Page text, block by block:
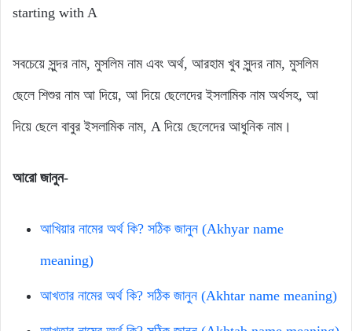
starting with A
সবচেয়ে সুন্দর নাম, মুসলিম নাম এবং অর্থ, আরহাম খুব সুন্দর নাম, মুসলিম
ছেলে শিশুর নাম আ দিয়ে, আ দিয়ে ছেলেদের ইসলামিক নাম অর্থসহ, আ
দিয়ে ছেলে বাবুর ইসলামিক নাম, A দিয়ে ছেলেদের আধুনিক নাম।
আরো জানুন-
আখিয়ার নামের অর্থ কি? সঠিক জানুন (Akhyar name
meaning)
আখতার নামের অর্থ কি? সঠিক জানুন (Akhtar name meaning)